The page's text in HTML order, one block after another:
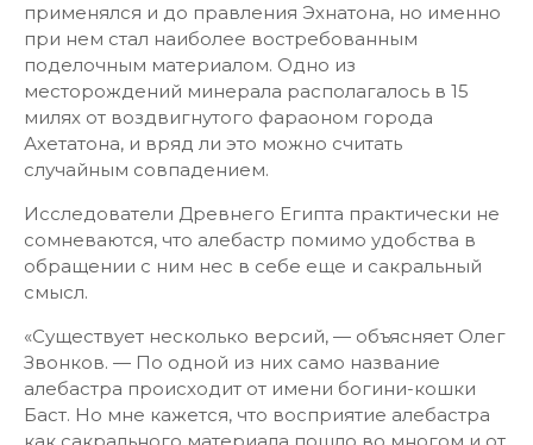
применялся и до правления Эхнатона, но именно
при нем стал наиболее востребованным
поделочным материалом. Одно из
месторождений минерала располагалось в 15
милях от воздвигнутого фараоном города
Ахетатона, и вряд ли это можно считать
случайным совпадением.
Исследователи Древнего Египта практически не
сомневаются, что алебастр помимо удобства в
обращении с ним нес в себе еще и сакральный
смысл.
«Существует несколько версий, — объясняет Олег
Звонков. — По одной из них само название
алебастра происходит от имени богини-кошки
Баст. Но мне кажется, что восприятие алебастра